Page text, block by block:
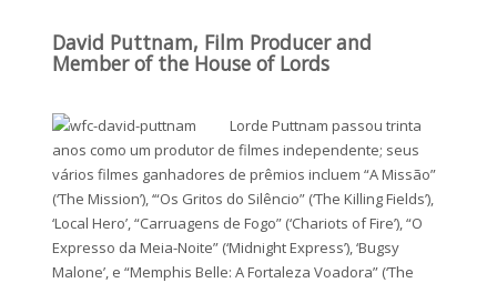
David Puttnam, Film Producer and
Member of the House of Lords
Lorde Puttnam passou trinta
anos como um produtor de filmes independente; seus
vários filmes ganhadores de prêmios incluem “A Missão”
(‘The Mission’), ‘“Os Gritos do Silêncio” (‘The Killing Fields’),
‘Local Hero’, “Carruagens de Fogo” (‘Chariots of Fire’), “O
Expresso da Meia-Noite” (‘Midnight Express’), ‘Bugsy
Malone’, e “Memphis Belle: A Fortaleza Voadora” (‘The